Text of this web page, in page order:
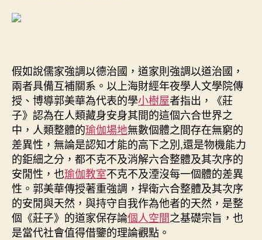
假如說儒家強調以德治國，道家則強調以道治國，
兩者具備互補關系。以上海財經年夜學人文學院傳
授、博導郭美華為代表的學小樹屋者指出，《莊
子》認為在人類藏身安身其間的這個六合世界之
中，人類整體的瑜伽場地無數個體之間存在無窮的
差異性，無論是認知才能的高下之別,還是物機能力
的鉅細之分，都不克不及消解六合整體及其次序的
安閒性，也瑜伽教室不克不及湮沒每一個體的差異
性。郭美華傳授著重強調，捍衛六合整體及其次序
的安閒與天然，與持守自我作為他者的天然，是整
個《莊子》的道家保存論個人空間之基礎宗旨，也
是當代社會值得借鑒的理論觀點。